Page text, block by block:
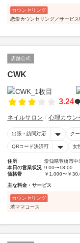
カウンセリング
恋愛カウンセリング／サービス
店舗公式
CWK
3.24
ネイルサロン 心理カウン
出張・訪問対応 ク
QRコード決済可 女
住所
愛知県豊橋市中
本日の営業状況 9:00〜18:00
価格帯
￥1,000〜￥
主な料金・サービス
カウンセリング
若ママコース